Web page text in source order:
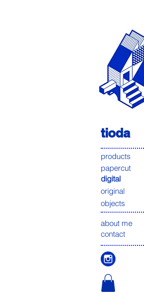
tioda
products
papercut
digital
original
objects
about me
contact